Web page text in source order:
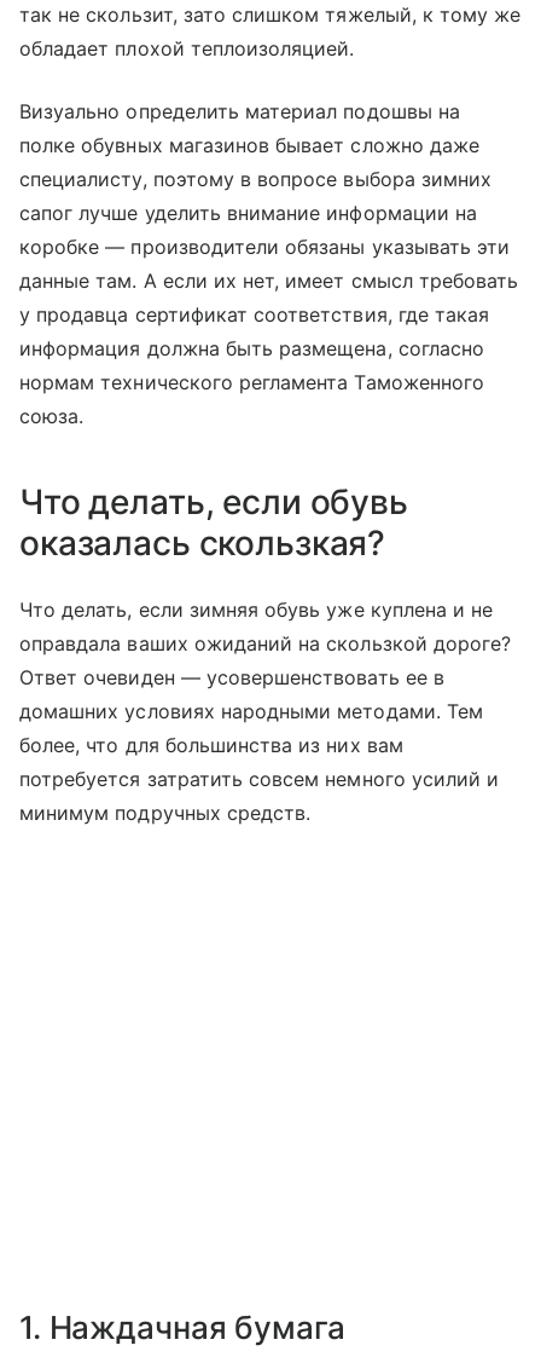
так не скользит, зато слишком тяжелый, к тому же
обладает плохой теплоизоляцией.
Визуально определить материал подошвы на
полке обувных магазинов бывает сложно даже
специалисту, поэтому в вопросе выбора зимних
сапог лучше уделить внимание информации на
коробке — производители обязаны указывать эти
данные там. А если их нет, имеет смысл требовать
у продавца сертификат соответствия, где такая
информация должна быть размещена, согласно
нормам технического регламента Таможенного
союза.
Что делать, если обувь
оказалась скользкая?
Что делать, если зимняя обувь уже куплена и не
оправдала ваших ожиданий на скользкой дороге?
Ответ очевиден — усовершенствовать ее в
домашних условиях народными методами. Тем
более, что для большинства из них вам
потребуется затратить совсем немного усилий и
минимум подручных средств.
1. Наждачная бумага